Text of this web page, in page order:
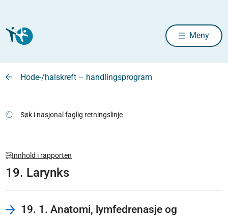
Meny
Hode-/halskreft – handlingsprogram
Søk i nasjonal faglig retningslinje
Innhold i rapporten
19. Larynks
19. 1. Anatomi, lymfedrenasje og